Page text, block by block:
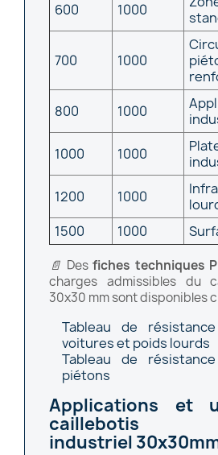
600 1000
700 1000
800
1000
1000
1000
1200
1000
1500
1000
📄 Desfiches techniques
charges admissibles du
30x30 mm sont disponibles
Tableau de
voitures et poids lourds
Tableau de
piétons
Applications et
caillebotis
industriel